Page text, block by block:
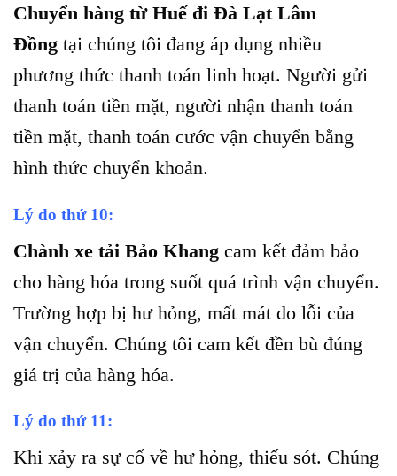
Chuyển hàng từ Huế đi Đà Lạt Lâm
Đồng tại chúng tôi đang áp dụng nhiều
phương thức thanh toán linh hoạt. Người gửi
thanh toán tiền mặt, người nhận thanh toán
tiền mặt, thanh toán cước vận chuyển bằng
hình thức chuyển khoản.
Lý do thứ 10:
Chành xe tải Bảo Khang cam kết đảm bảo
cho hàng hóa trong suốt quá trình vận chuyển.
Trường hợp bị hư hỏng, mất mát do lỗi của
vận chuyển. Chúng tôi cam kết đền bù đúng
giá trị của hàng hóa.
Lý do thứ 11:
Khi xảy ra sự cố về hư hỏng, thiếu sót. Chúng